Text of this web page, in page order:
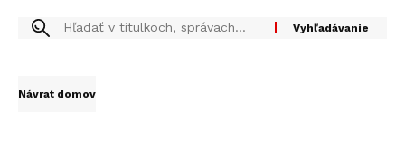
Návrat domov